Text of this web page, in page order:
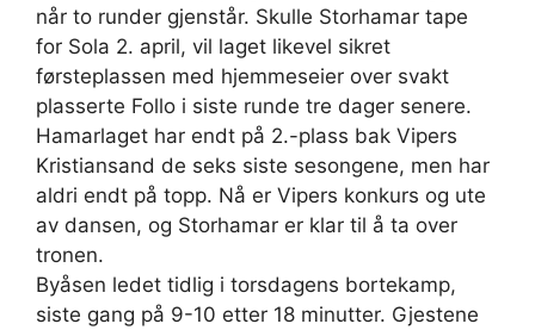
når to runder gjenstår. Skulle Storhamar tape
for Sola 2. april, vil laget likevel sikret
førsteplassen med hjemmeseier over svakt
plasserte Follo i siste runde tre dager senere.
Hamarlaget har endt på 2.-plass bak Vipers
Kristiansand de seks siste sesongene, men har
aldri endt på topp. Nå er Vipers konkurs og ute
av dansen, og Storhamar er klar til å ta over
tronen.
Byåsen ledet tidlig i torsdagens bortekamp,
siste gang på 9-10 etter 18 minutter. Gjestene